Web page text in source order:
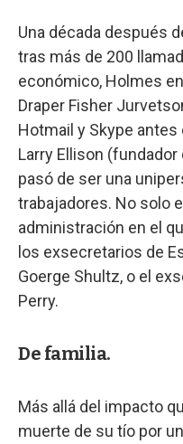
Una década después
tras más de 200
económico, Holmes
Draper Fisher
Hotmail y Skype
Larry Ellison
pasó de ser una
trabajadores. No solo
administración en el
los exsecretarios de
Goerge Shultz, o el
Perry.
De familia.
Más allá del impacto
muerte de su tío por